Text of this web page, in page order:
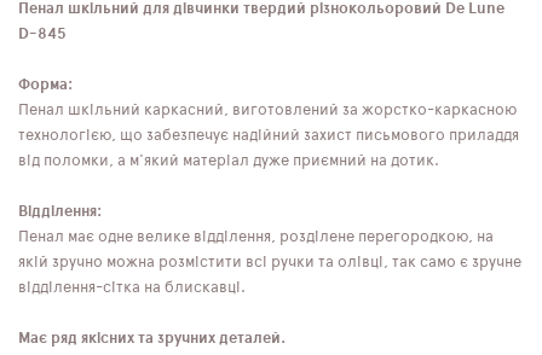
Пенал шкільний для дівчинки твердий різнокольоровий De Lune
D-845
Форма:
Пенал шкільний каркасний, виготовлений за жорстко-каркасною
технологією, що забезпечує надійний захист письмового приладдя
від поломки, а м'який матеріал дуже приємний на дотик.
Відділення:
Пенал має одне велике відділення, розділене перегородкою, на
якій зручно можна розмістити всі ручки та олівці, так само є зручне
відділення-сітка на блискавці.
Має ряд якісних та зручних деталей.